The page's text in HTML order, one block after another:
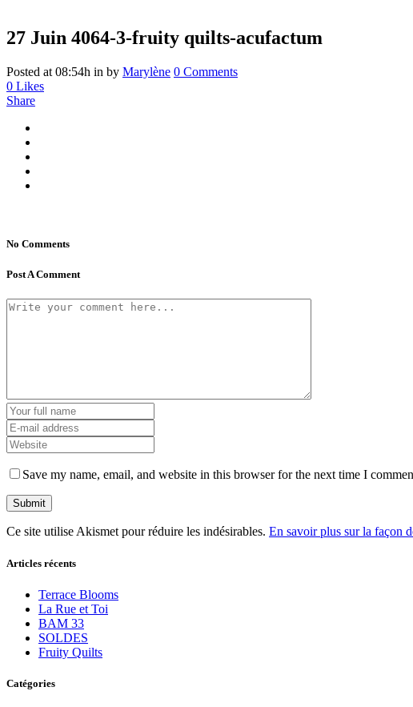
27 Juin 4064-3-fruity quilts-acufactum
Posted at 08:54h in by Marylène 0 Comments
0 Likes
Share
No Comments
Post A Comment
Save my name, email, and website in this browser for the next time I
Ce site utilise Akismet pour réduire les indésirables. En savoir plus sur la façon
Articles récents
Terrace Blooms
La Rue et Toi
BAM 33
SOLDES
Fruity Quilts
Catégories